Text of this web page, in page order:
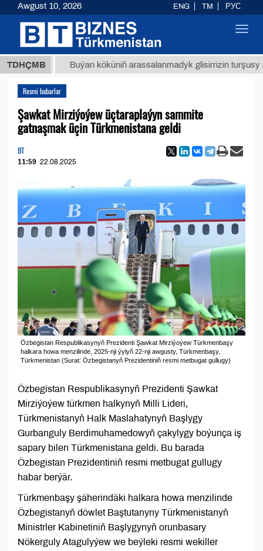
TDHÇMBBuýan köküniň arassalanmadyk glisirrizin turşusy (t.)
Resmi habarlar
Şawkat Mirziýoýew üçtaraplaýyn sammite
gatnaşmak üçin Türkmenistana geldi
BT
11:59 22.08.2025
Özbegistan Respublikasynyň Prezidenti Şawkat Mirziýoýew Türkmenbaşy
halkara howa menzilinde, 2025-nji ýylyň 22-nji awgusty, Türkmenbaşy,
Türkmenistan (Surat: Özbegistanyň Prezidentiniň resmi metbugat gullugy)
Özbegistan Respublikasynyň Prezidenti Şawkat
Mirziýoýew türkmen halkynyň Milli Lideri,
Türkmenistanyň Halk Maslahatynyň Başlygy
Gurbanguly Berdimuhamedowyň çakylygy boýunça iş
sapary bilen Türkmenistana geldi. Bu barada
Özbegistan Prezidentiniň resmi metbugat gullugy
habar berýär.
Türkmenbaşy şäherindäki halkara howa menzilinde
Özbegistanyň döwlet Baştutanyny Türkmenistanyň
Ministrler Kabinetiniň Başlygynyň orunbasary
Nökerguly Atagulyýew we beýleki resmi wekiller
Awgust 10, 2026 ENG TM РУС